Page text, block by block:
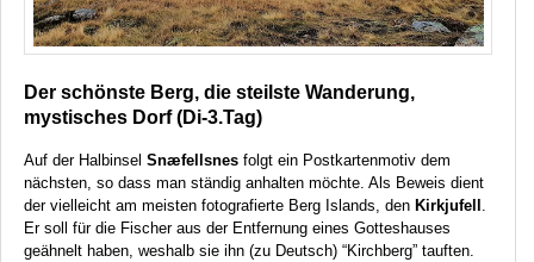
Der schönste Berg, die steilste Wanderung,
mystisches Dorf (Di-3.Tag)
Auf der Halbinsel Snæfellsnes folgt ein Postkartenmotiv dem
nächsten, so dass man ständig anhalten möchte. Als Beweis dient
der vielleicht am meisten fotografierte Berg Islands, den Kirkjufell
Er soll für die Fischer aus der Entfernung eines Gotteshauses
geähnelt haben, weshalb sie ihn (zu Deutsch) “Kirchberg” tauften.